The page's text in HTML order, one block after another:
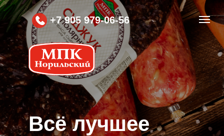
+7 905 979-06-56
Вcё лучшее